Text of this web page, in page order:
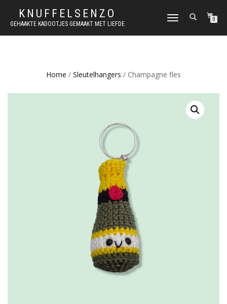
KNUFFELSENZO
GEHAAKTE KADOOTJES GEMAAKT MET LIEFDE
SCHAKEL
MENU
0
Home / Sleutelhangers / Champagne fles